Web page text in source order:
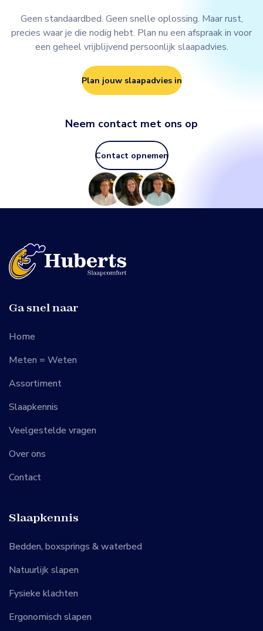
Geen standaardbed. Geen snelle oplossing. Maar rust,
precies waar je die nodig hebt. Plan nu een afspraak in voor
een geheel vrijblijvend persoonlijk slaapadvies.
Plan jouw slaapadvies in
Neem contact met ons op
Contact opnemen
Ga snel naar
Home
Meten = Weten
Assortiment
Slaapkennis
Veelgestelde vragen
Over ons
Contact
Slaapkennis
Bedden, boxsprings & waterbed
Natuurlijk slapen
Fysieke klachten
Ergonomisch slapen